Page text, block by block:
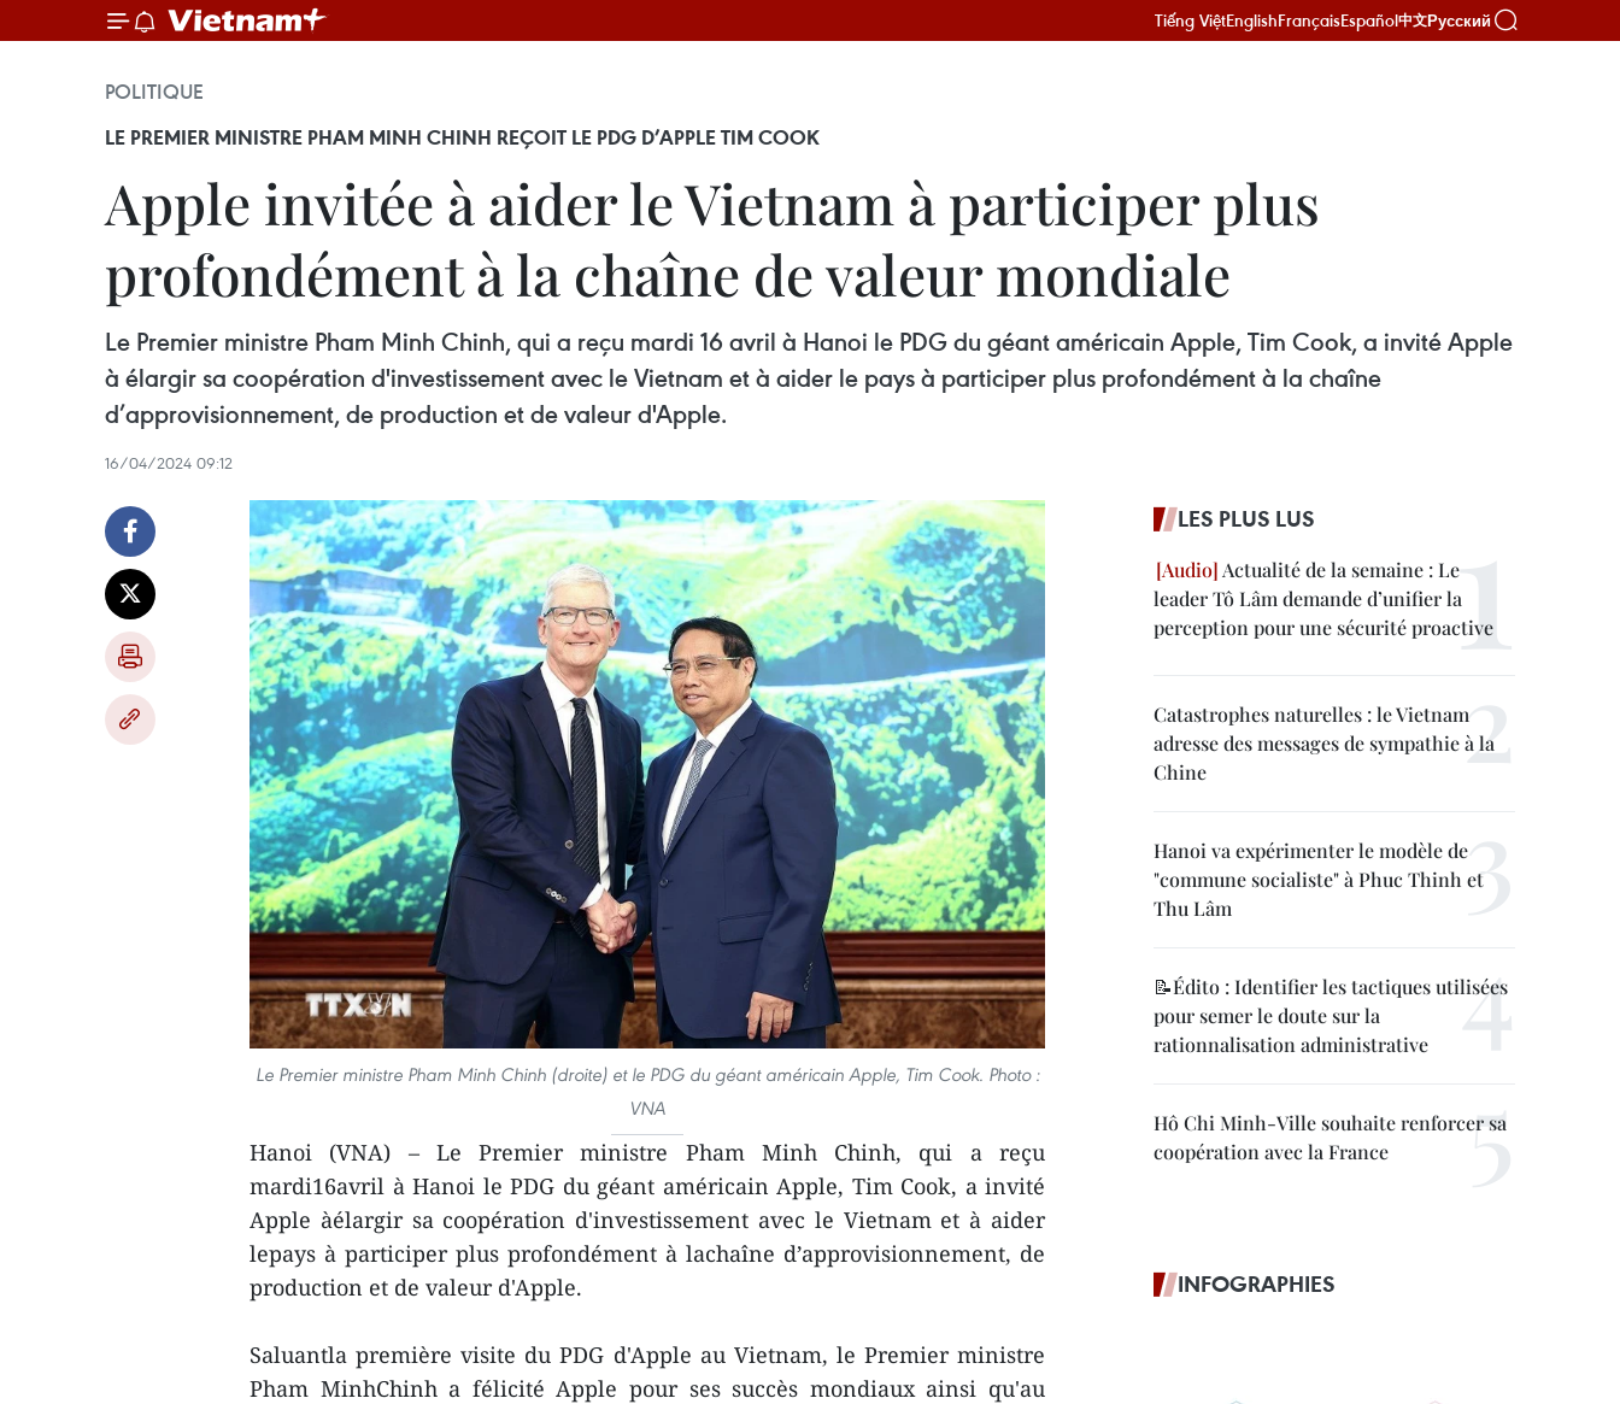
Tiếng ViệtEnglishFrançaisEspañol中文Русский
POLITIQUE
LE PREMIER MINISTRE PHAM MINH CHINH REÇOIT LE PDG D’APPLE TIM COOK
Apple invitée à aider le Vietnam à participer plus
profondément à la chaîne de valeur mondiale
Le Premier ministre Pham Minh Chinh, qui a reçu mardi 16 avril à Hanoi le PDG du géant américain Apple, Tim Cook, a invité Apple
à élargir sa coopération d'investissement avec le Vietnam et à aider le pays à participer plus profondément à la chaîne
d’approvisionnement, de production et de valeur d'Apple.
16/04/2024 09:12
Le Premier ministre Pham Minh Chinh (droite) et le PDG du géant américain Apple, Tim Cook. Photo :
VNA
Hanoi (VNA) – Le Premier ministre Pham Minh Chinh, qui a reçu
mardi16avril à Hanoi le PDG du géant américain Apple, Tim Cook, a invité
Apple àélargir sa coopération d'investissement avec le Vietnam et à aider
lepays à participer plus profondément à lachaîne d’approvisionnement, de
production et de valeur d'Apple.
Saluantla première visite du PDG d'Apple au Vietnam, le Premier ministre
Pham MinhChinh a félicité Apple pour ses succès mondiaux ainsi qu'au
LES PLUS LUS
Actualité de la semaine : Le
leader Tô Lâm demande d’unifier la
perception pour une sécurité proactive
Catastrophes naturelles : le Vietnam
adresse des messages de sympathie à la
Chine
Hanoi va expérimenter le modèle de
"commune socialiste" à Phuc Thinh et
Thu Lâm
📝Édito : Identifier les tactiques utilisées
pour semer le doute sur la
rationnalisation administrative
Hô Chi Minh-Ville souhaite renforcer sa
coopération avec la France
INFOGRAPHIES